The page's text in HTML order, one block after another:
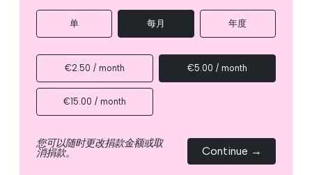
单 每月 年度
€2.50 / month €5.00 / month
€15.00 / month
您可以随时更改捐款金额或取
消捐款。 Continue →